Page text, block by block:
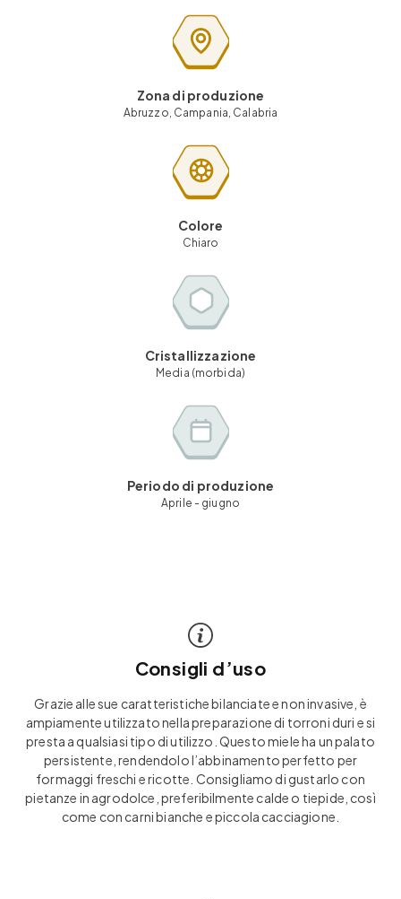
Zona di produzione
Abruzzo, Campania, Calabria
Colore
Chiaro
Cristallizzazione
Media (morbida)
Periodo di produzione
Aprile - giugno
Consigli d’uso
Grazie alle sue caratteristiche bilanciate e non invasive, è
ampiamente utilizzato nella preparazione di torroni duri e si
presta a qualsiasi tipo di utilizzo. Questo miele ha un palato
persistente, rendendolo l’abbinamento perfetto per
formaggi freschi e ricotte. Consigliamo di gustarlo con
pietanze in agrodolce, preferibilmente calde o tiepide, così
come con carni bianche e piccola cacciagione.